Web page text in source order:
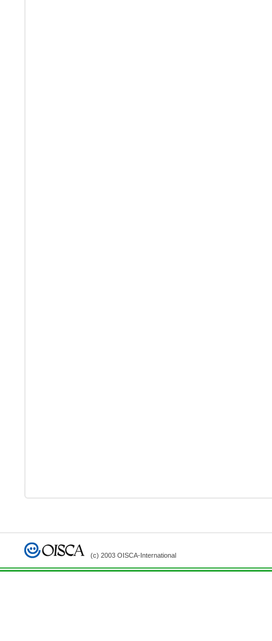
(c) 2003 OISCA-International